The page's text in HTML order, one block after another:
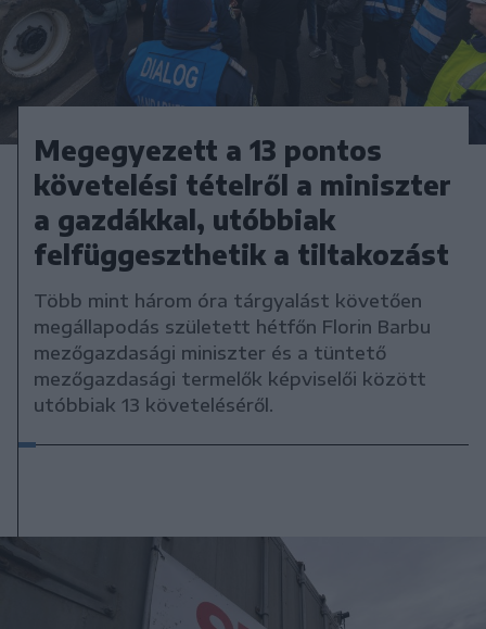
Megegyezett a 13 pontos
követelési tételről a miniszter
a gazdákkal, utóbbiak
felfüggeszthetik a tiltakozást
Több mint három óra tárgyalást követően
megállapodás született hétfőn Florin Barbu
mezőgazdasági miniszter és a tüntető
mezőgazdasági termelők képviselői között
utóbbiak 13 követeléséről.